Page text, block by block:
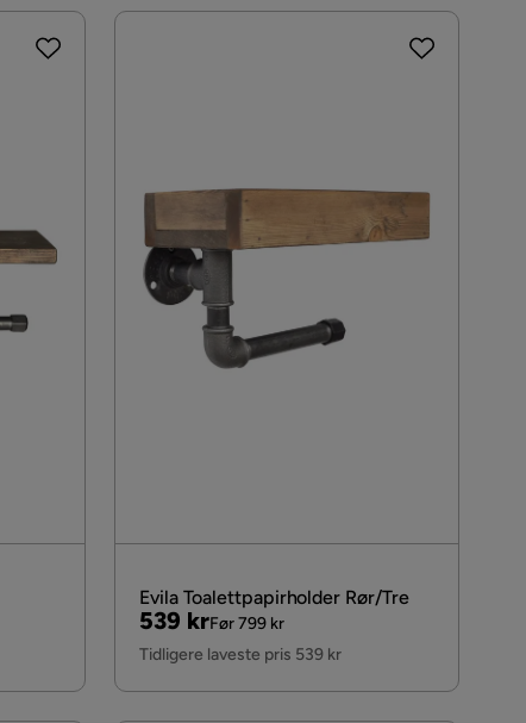
Evila Toalettpapirholder Rør/Tre
Pris
539 kr
Original
Pris
Før 799 kr
Tidligere laveste pris 539 kr